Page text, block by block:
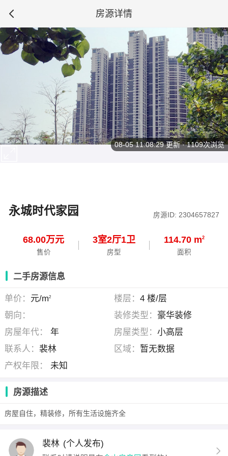
房源详情
永城时代家园 房源ID: 2304657827
68.00万元
售价
3室2厅1卫
房型
114.70 m2
面积
08-05 11:08:29更新 · 1109次浏览
二手房源信息
单价： 元/m2 楼层： 4 楼/层
朝向：
装修类型： 豪华装修
房屋年代：
年 房屋类型： 小高层
联系人：裴林 区域： 暂无数据
产权年限：
未知
房源描述
房屋自住，精装修，所有生活设施齐全
裴林 (个人发布)